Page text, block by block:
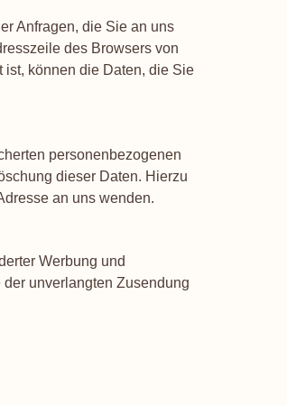
Anfragen, die Sie an uns
des Browsers von
ist, können die Daten, die Sie
personenbezogenen
dieser Daten. Hierzu
an uns wenden.
Werbung und
unverlangten Zusendung